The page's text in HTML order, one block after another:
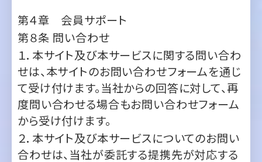
せは、本サイトのお問い合わせフォームを通じ
て受け付けます。当社からの回答に対して、再
度問い合わせる場合もお問い合わせフォーム
から受け付けます。
２．本サイト及び本サービスについてのお問い
合わせは、当社が委託する提携先が対応する
場合があります。
３．個人情報の問い合わせには、個人情報保護
の観点から対応できない場合があります。